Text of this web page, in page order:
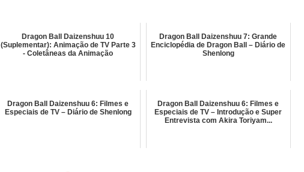
Dragon Ball Daizenshuu 10
(Suplementar): Animação de TV Parte 3
- Coletâneas da Animação
Dragon Ball Daizenshuu 7: Grande
Enciclopédia de Dragon Ball – Diário de
Shenlong
Dragon Ball Daizenshuu 6: Filmes e
Especiais de TV – Diário de Shenlong
Dragon Ball Daizenshuu 6: Filmes e
Especiais de TV – Introdução e Super
Entrevista com Akira Toriyam...